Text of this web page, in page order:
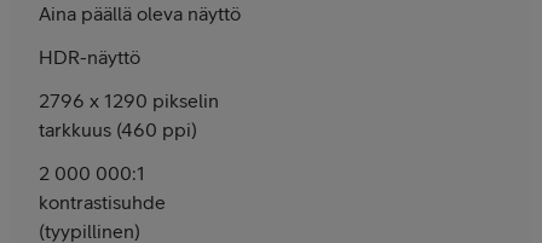
Aina päällä oleva näyttö
HDR-näyttö
2796 x 1290 pikselin
tarkkuus (460 ppi)
2 000 000:1
kontrasti­­suhde
(tyypillinen)